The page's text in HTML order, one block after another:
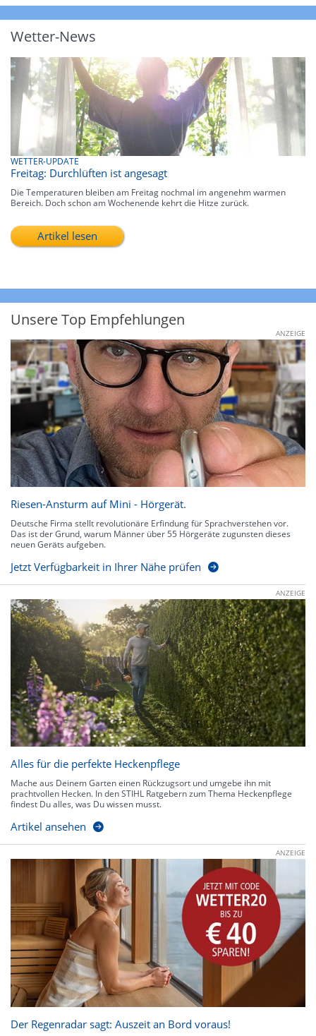
Wetter-News
WETTER-UPDATE
Freitag: Durchlüften ist angesagt
Die Temperaturen bleiben am Freitag nochmal im angenehm warmen
Bereich. Doch schon am Wochenende kehrt die Hitze zurück.
Artikel lesen
Unsere Top Empfehlungen
ANZEIGE
Riesen-Ansturm auf Mini - Hörgerät.
Deutsche Firma stellt revolutionäre Erfindung für Sprachverstehen vor.
Das ist der Grund, warum Männer über 55 Hörgeräte zugunsten dieses
neuen Geräts aufgeben.
Jetzt Verfügbarkeit in Ihrer Nähe prüfen
ANZEIGE
Alles für die perfekte Heckenpflege
Mache aus Deinem Garten einen Rückzugsort und umgebe ihn mit
prachtvollen Hecken. In den STIHL Ratgebern zum Thema Heckenpflege
findest Du alles, was Du wissen musst.
Artikel ansehen
ANZEIGE
Der Regenradar sagt: Auszeit an Bord voraus!